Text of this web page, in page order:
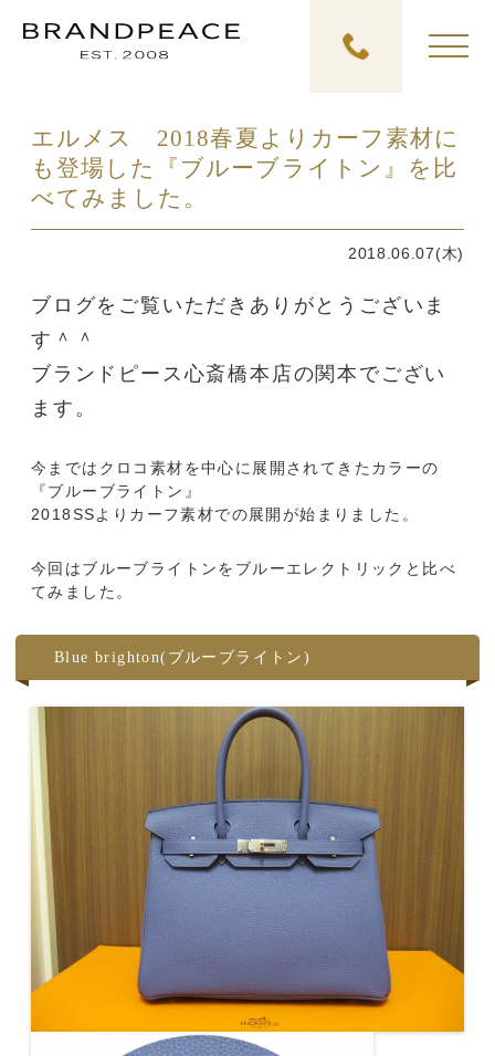
エルメス 2018春夏よりカーフ素材に
も登場した『ブルーブライトン』を比
べてみました。
2018.06.07(木)
ブログをご覧いただきありがとうございま
す＾＾
ブランドピース心斎橋本店の関本でござい
ます。
今まではクロコ素材を中心に展開されてきたカラーの
『ブルーブライトン』
2018SSよりカーフ素材での展開が始まりました。
今回はブルーブライトンをブルーエレクトリックと比べ
てみました。
Blue brighton(ブルーブライトン)